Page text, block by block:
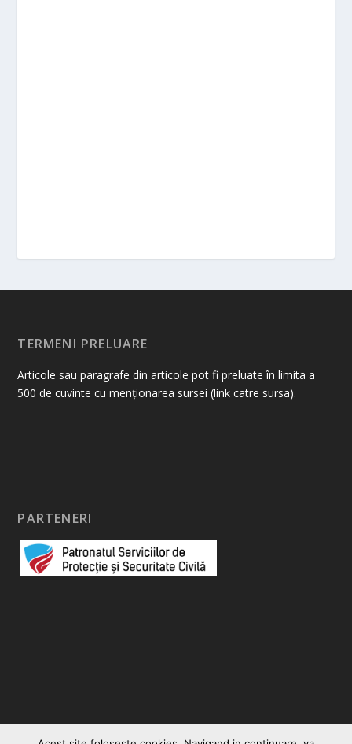
TERMENI PRELUARE
Articole sau paragrafe din articole pot fi preluate în limita a
500 de cuvinte cu menționarea sursei (link catre sursa).
PARTENERI